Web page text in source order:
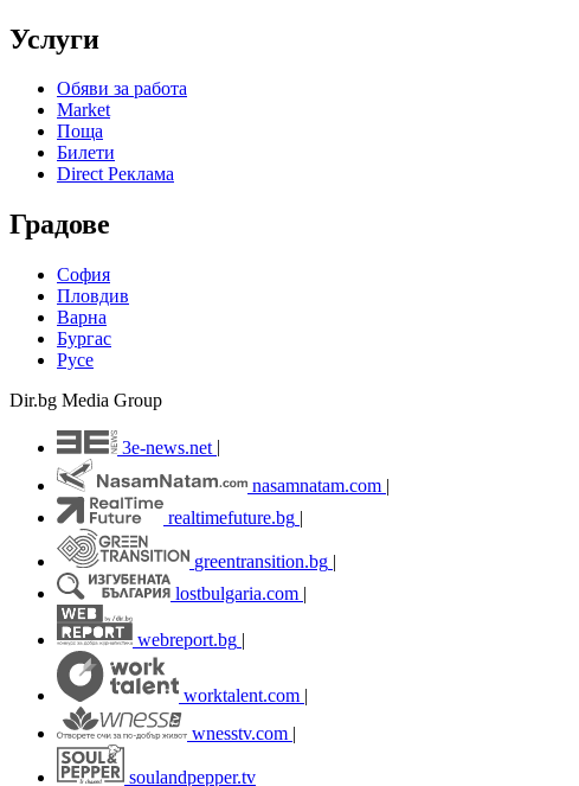
Услуги
Обяви за работа
Market
Поща
Билети
Direct Реклама
Градове
София
Пловдив
Варна
Бургас
Русе
Dir.bg Media Group
3e-news.net
nasamnatam.com |
realtimefuture.bg |
greentransition.bg |
lostbulgaria.com |
webreport.bg |
worktalent.com |
wnesstv.com |
soulandpepper.tv